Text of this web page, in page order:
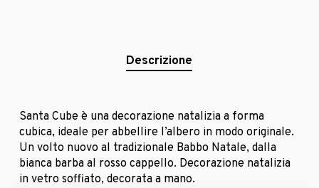
Descrizione
Santa Cube è una decorazione natalizia a forma
cubica, ideale per abbellire l’albero in modo originale.
Un volto nuovo al tradizionale Babbo Natale, dalla
bianca barba al rosso cappello. Decorazione natalizia
in vetro soffiato, decorata a mano.